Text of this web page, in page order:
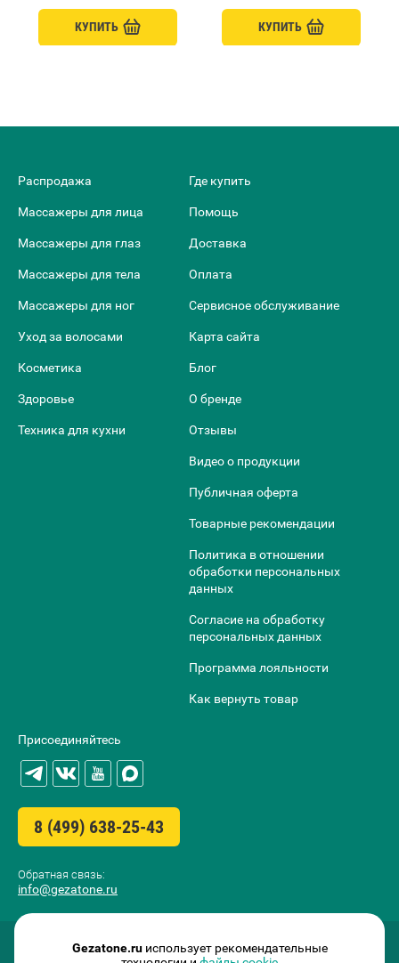
КУПИТЬ КУПИТЬ
Распродажа
Массажеры для лица
Массажеры для глаз
Массажеры для тела
Массажеры для ног
Уход за волосами
Косметика
Здоровье
Техника для кухни
Где купить
Помощь
Доставка
Оплата
Сервисное обслуживание
Карта сайта
Блог
О бренде
Отзывы
Видео о продукции
Публичная оферта
Товарные рекомендации
Политика в отношении
обработки персональных
данных
Согласие на обработку
персональных данных
Программа лояльности
Как вернуть товар
Присоединяйтесь
8 (499) 638-25-43
Обратная связь:
info@gezatone.ru
Gezatone.ruиспользует рекомендательные